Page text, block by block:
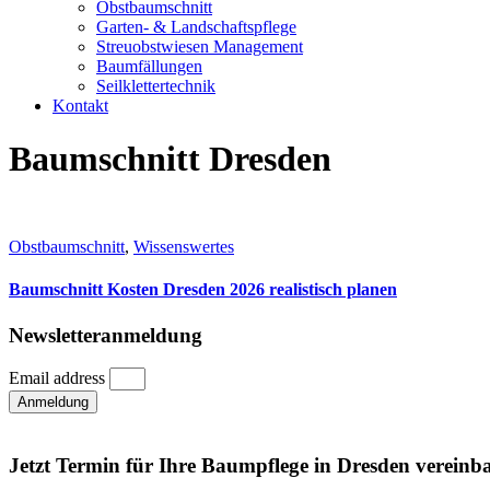
Obstbaumschnitt
Garten- & Landschaftspflege
Streuobstwiesen Management
Baumfällungen
Seilklettertechnik
Kontakt
Baumschnitt Dresden
Obstbaumschnitt, Wissenswertes
Baumschnitt Kosten Dresden 2026 realistisch planen
Newsletteranmeldung
Email address
Anmeldung
Jetzt Termin für Ihre Baumpflege in Dresden